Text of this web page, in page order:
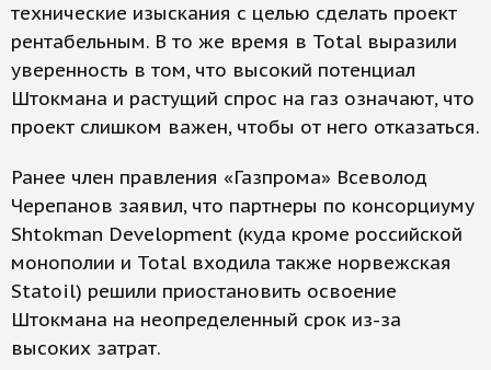
технические изыскания с целью сделать проект
рентабельным. В то же время в Total выразили
уверенность в том, что высокий потенциал
Штокмана и растущий спрос на газ означают, что
проект слишком важен, чтобы от него отказаться.
Ранее член правления «Газпрома» Всеволод
Черепанов заявил, что партнеры по консорциуму
Shtokman Development (куда кроме российской
монополии и Total входила также норвежская
Statoil) решили приостановить освоение
Штокмана на неопределенный срок из-за
высоких затрат.